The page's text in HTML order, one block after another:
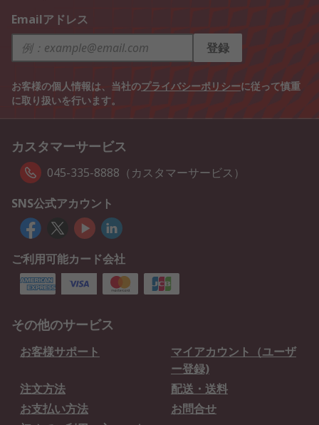
Emailアドレス
登録
お客様の個人情報は、当社のプライバシーポリシーに従って慎重
に取り扱いを行います。
カスタマーサービス
045-335-8888（カスタマーサービス）
SNS公式アカウント
ご利用可能カード会社
その他のサービス
お客様サポート
マイアカウント（ユーザ
ー登録)
注文方法
配送・送料
お支払い方法
お問合せ